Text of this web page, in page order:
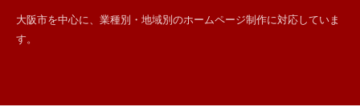
大阪市を中心に、業種別・地域別のホームページ制作に対応していま
す。